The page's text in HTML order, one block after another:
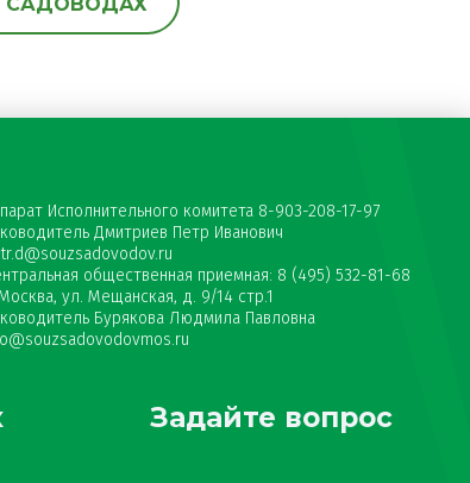
Исполнительного комитета 8-903-208-17-97
Дмитриев Петр Иванович
общественная приемная: 8 (495) 532-81-68
ул. Мещанская, д. 9/14 стр.1
Бурякова Людмила Павловна
Задайте вопрос